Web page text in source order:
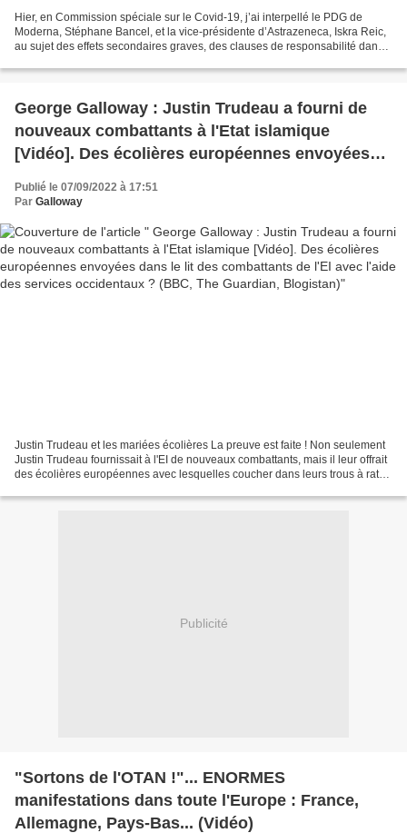
Hier, en Commission spéciale sur le Covid-19, j’ai interpellé le PDG de
Moderna, Stéphane Bancel, et la vice-présidente d’Astrazeneca, Iskra Reic,
au sujet des effets secondaires graves, des clauses de responsabilité dans
George Galloway : Justin Trudeau a fourni de
nouveaux combattants à l'Etat islamique
[Vidéo]. Des écolières européennes envoyées
dans le lit des combattants de l'EI avec l'aide
des services occidentaux ? (BBC, The Guardian,
Publié le 07/09/2022 à 17:51
Par Galloway
Justin Trudeau et les mariées écolières La preuve est faite ! Non seulement
Justin Trudeau fournissait à l'EI de nouveaux combattants, mais il leur offrait
des écolières européennes avec lesquelles coucher dans leurs trous à rats,
Publicité
"Sortons de l'OTAN !"... ENORMES
manifestations dans toute l'Europe : France,
Allemagne, Pays-Bas... (Vidéo)